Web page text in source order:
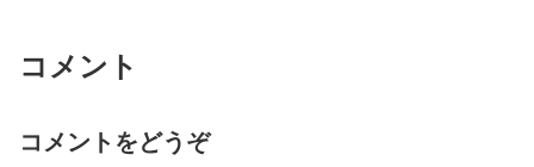
コメント
コメントをどうぞ